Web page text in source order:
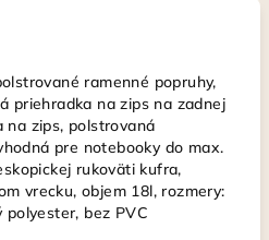
ramenné popruhy,
priehradka na zips na zadnej
na zips, polstrovaná
pre notebooky do max.
rukoväti kufra,
vrecku, objem 18l, rozmery:
polyester, bez PVC